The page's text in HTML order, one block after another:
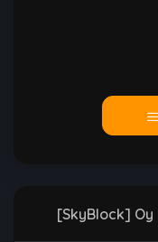
[SkyBlock] Oy